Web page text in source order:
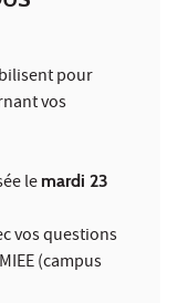
pour
vos
le mardi 23
vos questions
MIEE (campus